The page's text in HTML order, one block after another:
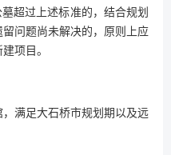
超过上述标准的，结合规划
问题尚未解决的，原则上应
项目。
满足大石桥市规划期以及远